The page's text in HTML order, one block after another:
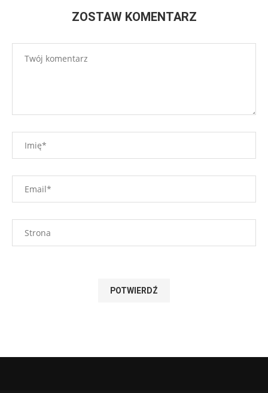
ZOSTAW KOMENTARZ